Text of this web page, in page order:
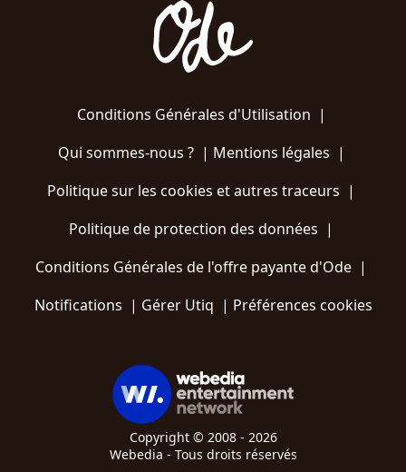
Conditions Générales d'Utilisation |
Qui sommes-nous ?| Mentions légales |
Politique sur les cookies et autres traceurs |
Politique de protection des données |
Conditions Générales de l'offre payante d'Ode |
Notifications | Gérer Utiq | Préférences cookies
Copyright © 2008 - 2026
Webedia - Tous droits réservés